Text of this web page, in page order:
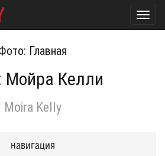
Главная
Мойра Келли
Moira Kelly
навигация